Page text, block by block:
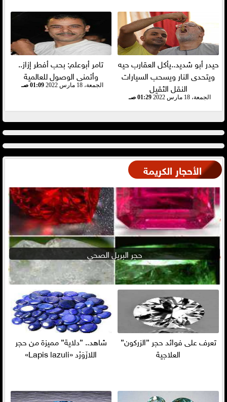
حيدر أبو شديد..يأكل العقارب حيه
ويتحدى النار ويسحب السيارات
النقل الثقيل
الجمعة، 18 مارس 2022 01:29 صـ
تامر أبوعلم: بحب أفطر إزاز..
وأتمنى الوصول للعالمية
الجمعة، 18 مارس 2022 01:09 صـ
الأحجار الكريمة
حجر البريل الصحي
تعرف على فوائد حجر ”الزركون”
العلاجية
شاهد.. ”دلاية” مميزة من حجر
اللازَوَرْد «Lapis lazuli»